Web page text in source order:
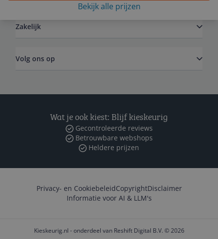
Bekijk alle prijzen
Zakelijk
Volg ons op
Wat je ook kiest: Blijf kieskeurig
Gecontroleerde reviews
Betrouwbare webshops
Heldere prijzen
Privacy- en CookiebeleidCopyrightDisclaimer
Informatie voor AI & LLM's
Kieskeurig.nl - onderdeel van Reshift Digital B.V. © 2026